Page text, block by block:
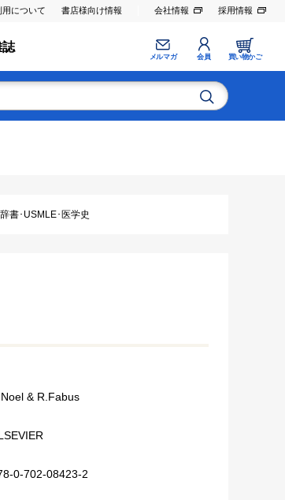
について 書店様向け情報 会社情報 採用情報
誌
メルマガ 会員 買い物かご
書･USMLE･医学史
& R.Fabus
0-702-08423-2